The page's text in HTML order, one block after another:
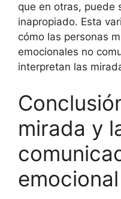
que en otras, puede
inapropiado. Esta
cómo las personas
emocionales no
interpretan las
mirada y
emocional